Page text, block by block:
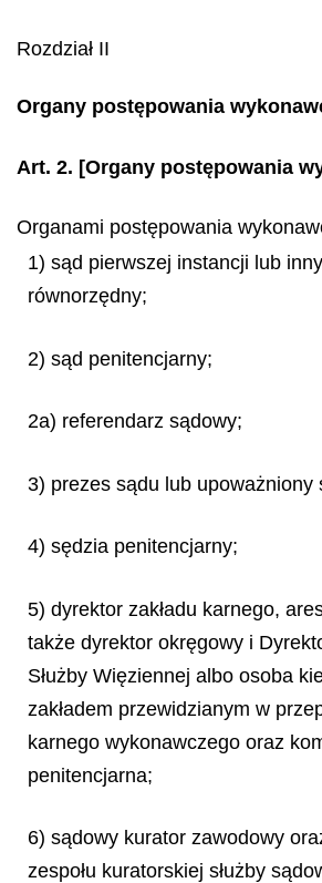
Rozdział II
Organy postępowania
Art. 2. [Organy postępowania
Organami postępowania
1) sąd pierwszej instancji lub
równorzędny;
2) sąd penitencjarny;
2a) referendarz sądowy;
3) prezes sądu lub upoważniony
4) sędzia penitencjarny;
5) dyrektor zakładu karnego,
także dyrektor okręgowy i
Służby Więziennej albo osoba
zakładem przewidzianym w
karnego wykonawczego oraz
penitencjarna;
6) sądowy kurator zawodowy
zespołu kuratorskiej służby